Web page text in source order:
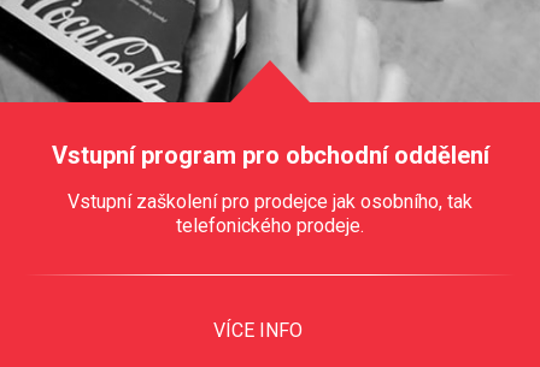
Vstupní program pro obchodní oddělení
Vstupní zaškolení pro prodejce jak osobního, tak
telefonického prodeje.
VÍCE INFO